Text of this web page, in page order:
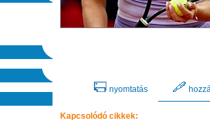
nyomtatás
Kapcsolódó cikkek: